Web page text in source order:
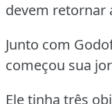
devem retornar
Junto com
começou sua
Ele tinha três